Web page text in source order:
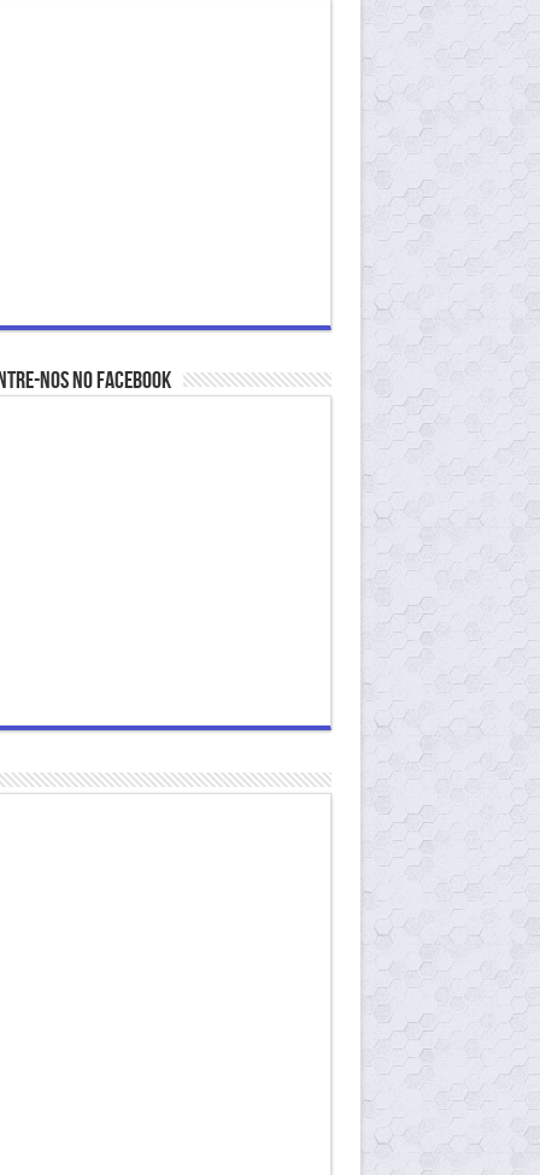
nos no Facebook